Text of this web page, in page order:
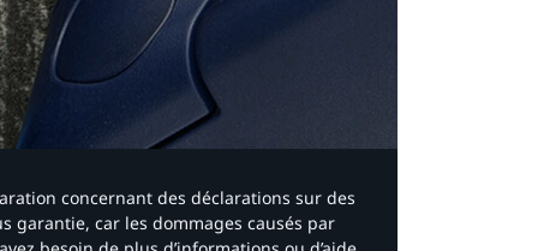
concernant des déclarations sur des
garantie, car les dommages causés par